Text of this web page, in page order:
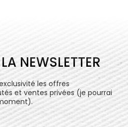
NEWSLETTER
les offres
et ventes privées (je pourrai